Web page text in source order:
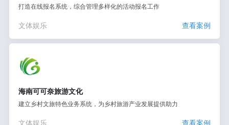
打造在线报名系统，综合管理多样化的活动报名工作
文体娱乐 查看案例
海南可可奈旅游文化
建立乡村文旅特色业务系统，为乡村旅游产业发展提供助力
文体娱乐 查看案例